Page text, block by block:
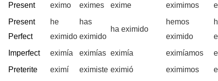
Present eximo eximes exime eximimos
Present
Perfect
he
eximido
has
eximido
ha eximido
hemos
eximido
Imperfect
eximía eximías eximía eximíamos
Preterite
eximí eximiste eximió eximimos